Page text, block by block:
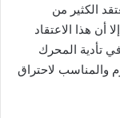
الكثير من
أن هذا الاعتقاد
في تأدية المحرك
والمناسب لاحتراق